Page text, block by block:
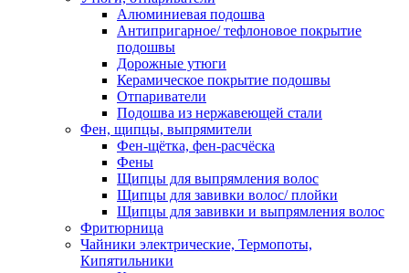
Алюминиевая подошва
Антипригарное/ тефлоновое покрытие
подошвы
Дорожные утюги
Керамическое покрытие подошвы
Отпариватели
Подошва из нержавеющей стали
Фен, щипцы, выпрямители
Фен-щётка, фен-расчёска
Фены
Щипцы для выпрямления волос
Щипцы для завивки волос/ плойки
Щипцы для завивки и выпрямления волос
Фритюрница
Чайники электрические, Термопоты,
Кипятильники